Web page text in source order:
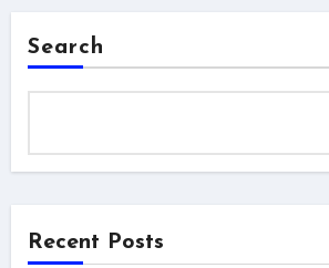
Search
Recent Posts